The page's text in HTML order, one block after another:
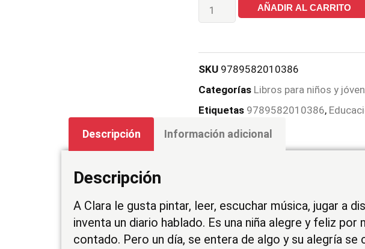
AÑADIR AL CARRITO
SKU 9789582010386
Categorías Libros para niños y
Etiquetas 9789582010386,
Descripción Información adicional
Descripción
A Clara le gusta pintar, leer, escuchar música, jugar a
inventa un diario hablado. Es una niña alegre y feliz
contado. Pero un día, se entera de algo y su alegría